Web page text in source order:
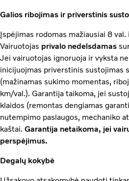
Galios ribojimas ir priverstinis
Įspėjimas rodomas mažiausiai 8
Vairuotojas privalo nedelsdamas
Jei vairuotojas ignoruoja ir vyksta
inicijuojmas priverstinis sustojimas
(mažinamas sukimo momentas,
km/val.). Garantija taikoma, jei
klaidos (remontas dengiamas
nutempimo paslaugos, mechaniko
kaštai. Garantija netaikoma, jei
perspėjimus.
Degalų kokybė